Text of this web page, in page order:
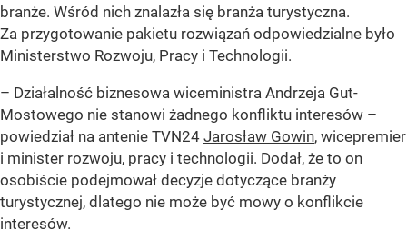
branże. Wśród nich znalazła się branża turystyczna.
Za przygotowanie pakietu rozwiązań odpowiedzialne było
Ministerstwo Rozwoju, Pracy i Technologii.
– Działalność biznesowa wiceministra Andrzeja Gut-
Mostowego nie stanowi żadnego konfliktu interesów –
powiedział na antenie TVN24 Jarosław Gowin, wicepremier
i minister rozwoju, pracy i technologii. Dodał, że to on
osobiście podejmował decyzje dotyczące branży
turystycznej, dlatego nie może być mowy o konflikcie
interesów.